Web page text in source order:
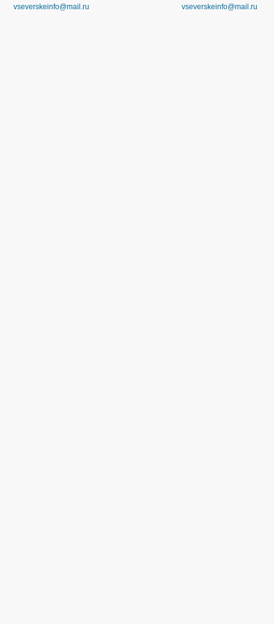
vseverskeinfo@mail.ru
vseverskeinfo@mail.ru